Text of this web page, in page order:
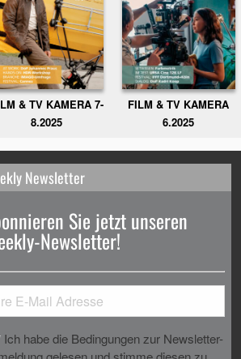
& TV KAMERA 7-
8.2025
FILM & TV KAMERA
6.2025
Newsletter
Sie jetzt unseren
Newsletter!
Ich habe die Bedingungen zur Newsletter-